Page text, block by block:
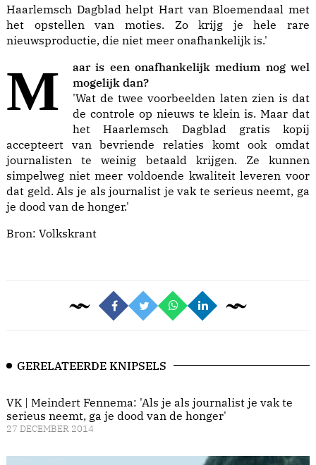
Haarlemsch Dagblad helpt Hart van Bloemendaal met
het opstellen van moties. Zo krijg je hele rare
nieuwsproductie, die niet meer onafhankelijk is.'
Maar is een onafhankelijk medium nog wel
mogelijk dan?
'Wat de twee voorbeelden laten zien is dat
de controle op nieuws te klein is. Maar dat
het Haarlemsch Dagblad gratis kopij
accepteert van bevriende relaties komt ook omdat
journalisten te weinig betaald krijgen. Ze kunnen
simpelweg niet meer voldoende kwaliteit leveren voor
dat geld. Als je als journalist je vak te serieus neemt, ga
je dood van de honger.'
Bron: Volkskrant
GERELATEERDE KNIPSELS
VK | Meindert Fennema: 'Als je als journalist je vak te
serieus neemt, ga je dood van de honger'
27 DECEMBER 2014